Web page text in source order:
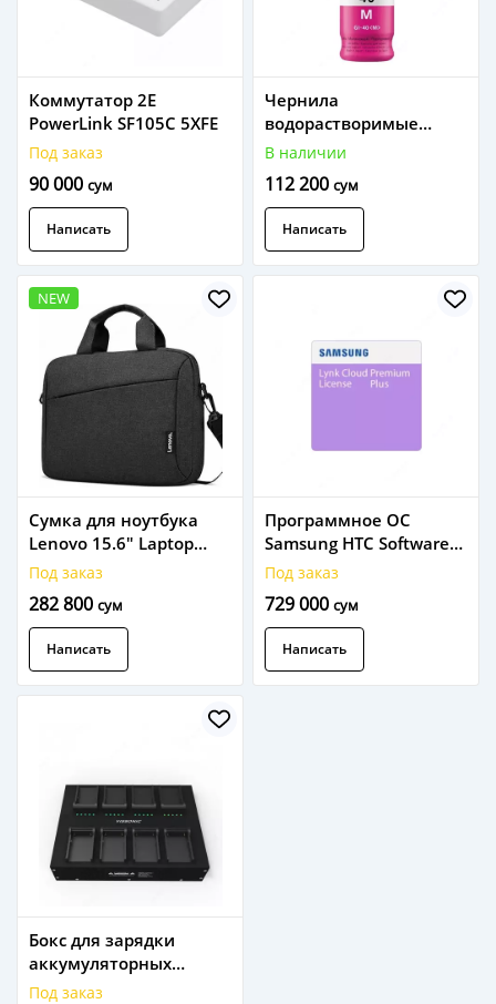
Коммутатор 2E
PowerLink SF105C 5XFE
Под заказ
90 000 сум
Написать
Чернила
водорастворимые
Canon GI-40 M
В наличии
112 200 сум
Написать
NEW
Сумка для ноутбука
Lenovo 15.6" Laptop
Casual Toploader T210
Water-Repellent
Под заказ
282 800 сум
Написать
Программное ОС
Samsung HTC Software
LINK Cloud Premium
Под заказ
729 000 сум
Написать
Бокс для зарядки
аккумуляторных
батарей Vissonic VIS-
Под заказ